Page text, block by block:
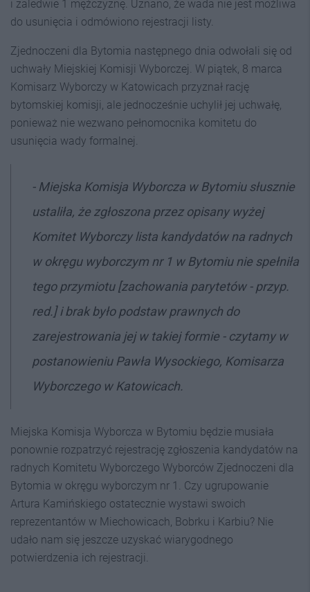
i zaledwie 1 mężczyznę. Uznano, że wada nie jest możliwa
do usunięcia i odmówiono rejestracji listy.
Zjednoczeni dla Bytomia następnego dnia odwołali się od
uchwały Miejskiej Komisji Wyborczej. W piątek, 8 marca
Komisarz Wyborczy w Katowicach przyznał rację
bytomskiej komisji, ale jednocześnie uchylił jej uchwałę,
ponieważ nie wezwano pełnomocnika komitetu do
usunięcia wady formalnej.
- Miejska Komisja Wyborcza w Bytomiu słusznie
ustaliła, że zgłoszona przez opisany wyżej
Komitet Wyborczy lista kandydatów na radnych
w okręgu wyborczym nr 1 w Bytomiu nie spełniła
tego przymiotu [zachowania parytetów - przyp.
red.] i brak było podstaw prawnych do
zarejestrowania jej w takiej formie - czytamy w
postanowieniu Pawła Wysockiego, Komisarza
Wyborczego w Katowicach.
Miejska Komisja Wyborcza w Bytomiu będzie musiała
ponownie rozpatrzyć rejestrację zgłoszenia kandydatów na
radnych Komitetu Wyborczego Wyborców Zjednoczeni dla
Bytomia w okręgu wyborczym nr 1. Czy ugrupowanie
Artura Kamińskiego ostatecznie wystawi swoich
reprezentantów w Miechowicach, Bobrku i Karbiu? Nie
udało nam się jeszcze uzyskać wiarygodnego
potwierdzenia ich rejestracji.